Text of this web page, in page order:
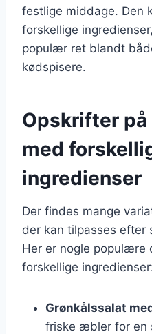
festlige middage. Den
forskellige
populær ret blandt
kødspisere.
Opskrifter
med
ingredienser
Der findes mange
der kan tilpasses efter
Her er nogle populære
forskellige
Grønkålssalat
friske æbler for en